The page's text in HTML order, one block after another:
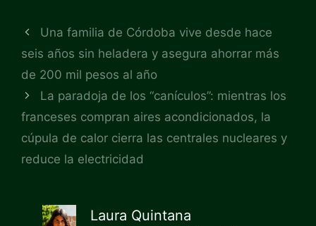
Una familia de Córdoba vive desde hace
seis años sin heladera y asegura ahorrar más
de 200 mil pesos al año
La paradoja de los “canículos”: mientras los
franceses compran aires acondicionados, la
cúpula de calor cierra las centrales nucleares y
reduce la electricidad
Laura Quintana